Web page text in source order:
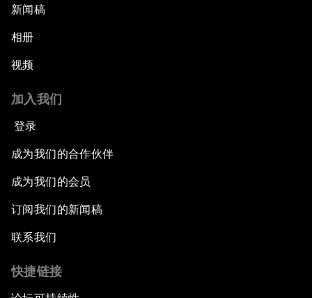
新闻稿
相册
视频
加入我们
登录
成为我们的合作伙伴
成为我们的会员
订阅我们的新闻稿
联系我们
快捷链接